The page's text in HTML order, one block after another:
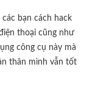
bạn cách hack
thoại cũng như
công cụ này mà
thân mình vẫn tốt